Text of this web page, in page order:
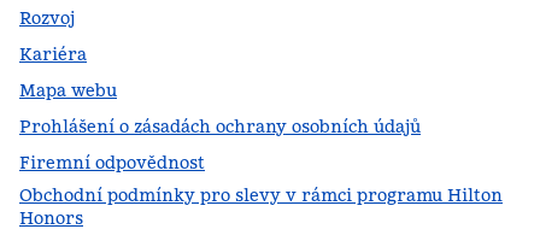
Rozvoj
Kariéra
Mapa webu
Prohlášení o zásadách ochrany osobních údajů
Firemní odpovědnost
Obchodní podmínky pro slevy v rámci programu Hilton
Honors